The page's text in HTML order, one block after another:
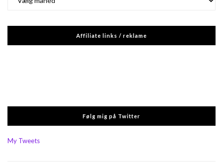
Affiliate links / reklame
Følg mig på Twitter
My Tweets